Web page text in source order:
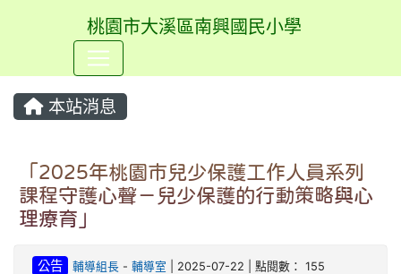
桃園市大溪區南興國民小學
本站消息
「2025年桃園市兒少保護工作人員系列
課程守護心聲－兒少保護的行動策略與心
理療育」
公告 輔導組長- 輔導室 | 2025-07-22 | 點閱數： 155